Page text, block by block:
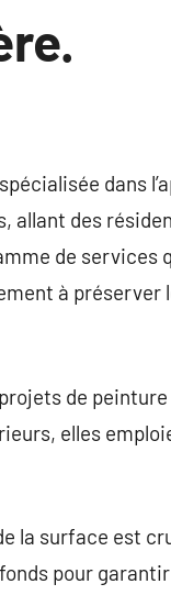
dans
allant des
de services
à
de
elles
la surface est
pour